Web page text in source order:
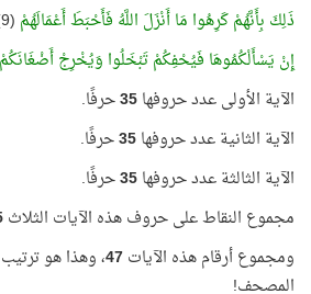
ذَلِكَ بِأَنَّهُمْ كَرِهُوا مَا أَنْزَلَ اللَّهُ فَأَحْبَطَ أَعْمَالَهُمْ (9) مُحمَّد
إِنْ يَسْأَلْكُمُوهَا فَيُحْفِكُمْ تَبْخَلُوا وَيُخْرِجْ أَضْغَانَكُمْ
الآية الأولى عدد حروفها35حرفًا.
الآية الثانية عدد حروفها35حرفًا.
الآية الثالثة عدد حروفها35حرفًا.
مجموع النقاط على حروف هذه الآيات الثلاث
ومجموع أرقام هذه الآيات47، وهذا هو
المصحف!